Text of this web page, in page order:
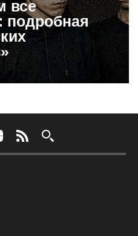
все
подробная